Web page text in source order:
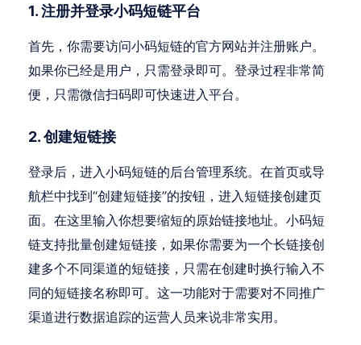
1. 注册并登录小码短链平台
首先，你需要访问小码短链的官方网站并注册账户。
如果你已经是用户，只需登录即可。登录过程非常简
便，只需微信扫码即可快速进入平台。
2. 创建短链接
登录后，进入小码短链的后台管理系统。在首页或导
航栏中找到“创建短链接”的按钮，进入短链接创建页
面。在这里输入你想要缩短的原始链接地址。小码短
链支持批量创建短链接，如果你需要为一个长链接创
建多个不同渠道的短链接，只需在创建时换行输入不
同的短链接名称即可。这一功能对于需要对不同推广
渠道进行数据追踪的运营人员来说非常实用。